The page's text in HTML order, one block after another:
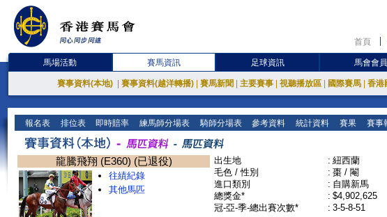
首頁
馬場活動 賽馬資訊 足球資訊 馬會會員
賽事資料(本地) 賽事資料(越洋轉播) 賽馬新聞 主要賽事 視聽播放區 國際賽馬 香港
報名表 排位表 即時賠率 練馬師分場表 騎師分場表 參考資料 統計資料 賽果 賽事
龍騰飛翔 (E360) (已退役)
往績紀錄
其他馬匹
出生地 : 紐西蘭
毛色 / 性別
: 棗 / 閹
進口類別
: 自購新馬
總獎金*
: $4,902,625
冠-亞-季-總出賽次數*
: 3-5-8-51